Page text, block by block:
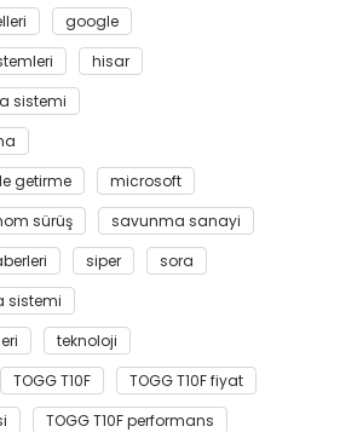
google
hisar
sistemi
getirme
microsoft
sürüş
savunma sanayi
siper
sora
sistemi
teknoloji
TOGG T10F
TOGG T10F fiyat
TOGG T10F performans